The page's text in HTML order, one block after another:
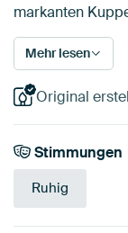
markanten
Mehr lesen
Original
Stimmungen
Ruhig